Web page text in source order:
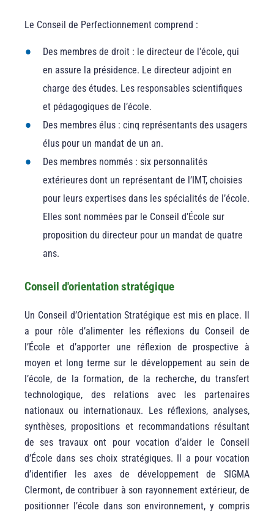
Le Conseil de Perfectionnement comprend :
Des membres de droit : le directeur de l'école, qui
en assure la présidence. Le directeur adjoint en
charge des études. Les responsables scientifiques
et pédagogiques de l’école.
Des membres élus : cinq représentants des usagers
élus pour un mandat de un an.
Des membres nommés : six personnalités
extérieures dont un représentant de l’IMT, choisies
pour leurs expertises dans les spécialités de l’école.
Elles sont nommées par le Conseil d’École sur
proposition du directeur pour un mandat de quatre
ans.
Conseil d'orientation stratégique
Un Conseil d’Orientation Stratégique est mis en place. Il
a pour rôle d’alimenter les réflexions du Conseil de
l’École et d’apporter une réflexion de prospective à
moyen et long terme sur le développement au sein de
l’école, de la formation, de la recherche, du transfert
technologique, des relations avec les partenaires
nationaux ou internationaux. Les réflexions, analyses,
synthèses, propositions et recommandations résultant
de ses travaux ont pour vocation d’aider le Conseil
d’École dans ses choix stratégiques. Il a pour vocation
d’identifier les axes de développement de SIGMA
Clermont, de contribuer à son rayonnement extérieur, de
positionner l’école dans son environnement, y compris